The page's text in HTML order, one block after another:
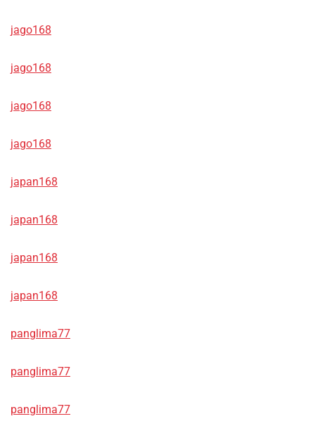
jago168
jago168
jago168
jago168
japan168
japan168
japan168
japan168
panglima77
panglima77
panglima77